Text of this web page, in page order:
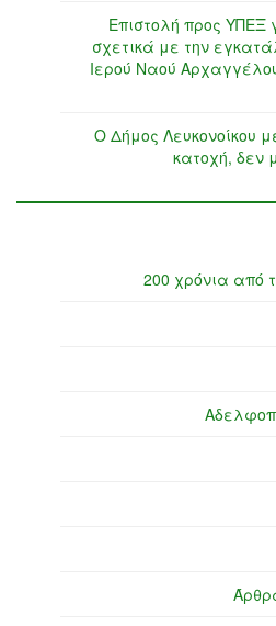
Επιστολή προς
σχετικά με την
Ιερού Ναού
Ο Δήμος Λευκονοίκου
κατοχή, δεν
200 χρόνια από